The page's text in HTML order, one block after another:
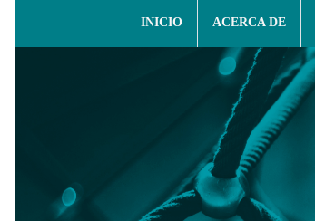
INICIO ACERCA DE